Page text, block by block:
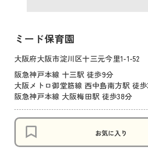
ミード保育園
大阪府大阪市淀川区十三元今里1-1-52
阪急神戸本線 十三駅 徒歩9分
大阪メトロ御堂筋線 西中島南方駅 徒
阪急神戸本線 大阪梅田駅 徒歩38分
お気に入り